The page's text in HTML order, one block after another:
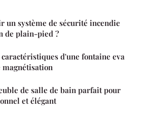
un système de sécurité incendie
de plain-pied ?
d'une fontaine eva
magnétisation
de salle de bain parfait pour
et élégant